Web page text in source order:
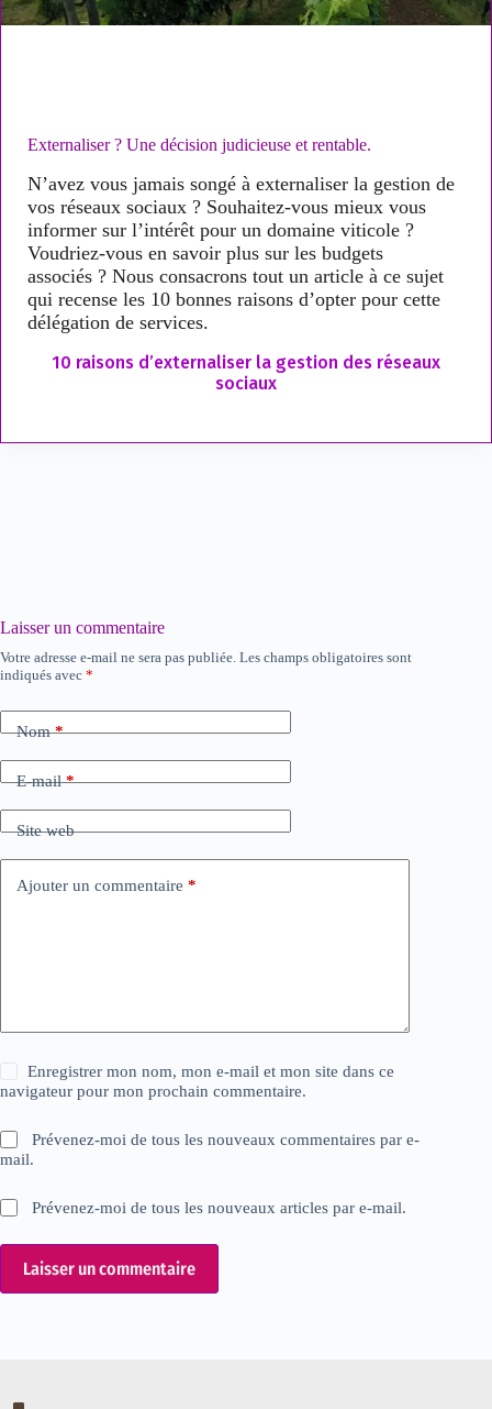
Externaliser ? Une décision judicieuse et rentable.
N’avez vous jamais songé à externaliser la gestion de
vos réseaux sociaux ? Souhaitez-vous mieux vous
informer sur l’intérêt pour un domaine viticole ?
Voudriez-vous en savoir plus sur les budgets
associés ? Nous consacrons tout un article à ce sujet
qui recense les 10 bonnes raisons d’opter pour cette
délégation de services.
10 raisons d’externaliser la gestion des réseaux
sociaux
Laisser un commentaire
Votre adresse e-mail ne sera pas publiée. Les champs obligatoires sont
indiqués avec *
Nom*
E-mail*
Site web
Ajouter un commentaire *
Enregistrer mon nom, mon e-mail et mon site dans ce
navigateur pour mon prochain commentaire.
Prévenez-moi de tous les nouveaux commentaires par e-
mail.
Prévenez-moi de tous les nouveaux articles par e-mail.
Laisser un commentaire